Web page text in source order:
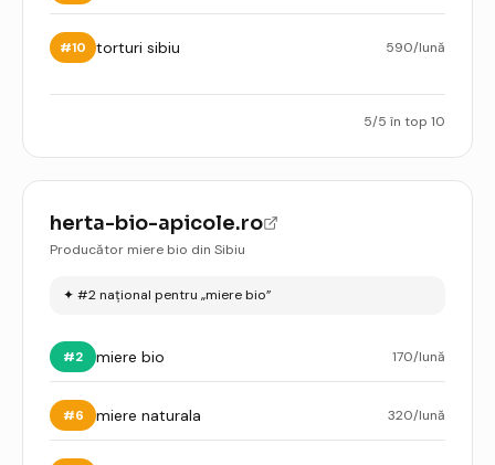
#10 torturi sibiu 590/lună
5/5 în top 10
herta-bio-apicole.ro
Producător miere bio din Sibiu
✦ #2 național pentru „miere bio”
#2 miere bio 170/lună
#6 miere naturala 320/lună